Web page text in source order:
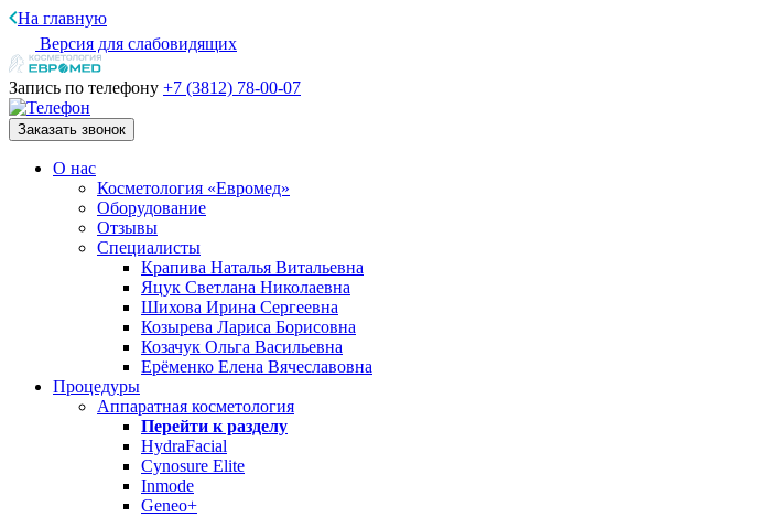
На главную
Версия для слабовидящих
Запись по телефону +7 (3812) 78-00-07
Заказать звонок
О нас
Косметология «Евромед»
Оборудование
Отзывы
Специалисты
Крапива Наталья Витальевна
Яцук Светлана Николаевна
Шихова Ирина Сергеевна
Козырева Лариса Борисовна
Козачук Ольга Васильевна
Ерёменко Елена Вячеславовна
Процедуры
Аппаратная косметология
Перейти к разделу
HydraFacial
Cynosure Elite
Inmode
Geneo+